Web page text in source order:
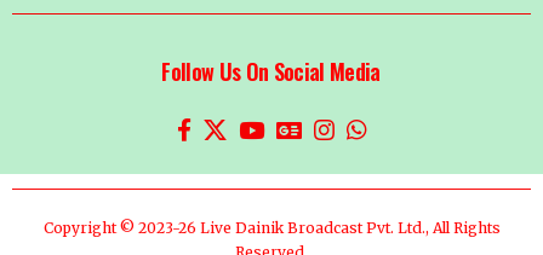
Follow Us On Social Media
Copyright © 2023-26 Live Dainik Broadcast Pvt. Ltd., All Rights